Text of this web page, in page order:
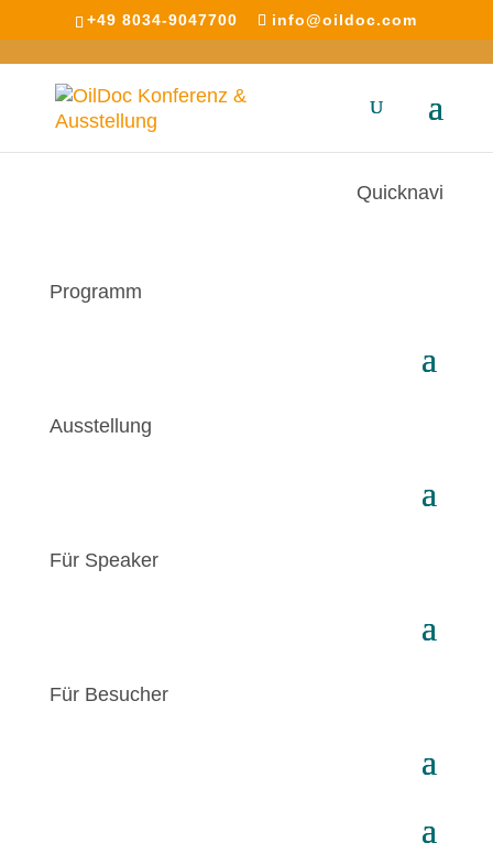
+49 8034-9047700 info@oildoc.com
Quicknavi
Programm
Ausstellung
Für Speaker
Für Besucher